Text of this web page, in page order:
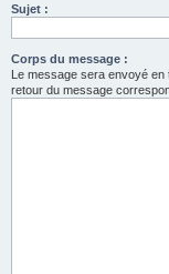
Sujet :
Corps du message :
Le message sera envoyé en
retour du message